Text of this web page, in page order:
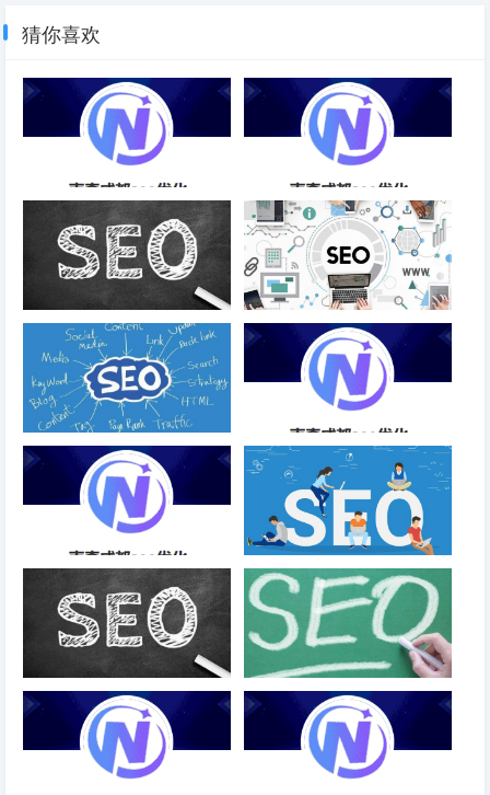
猜你喜欢
内容优化搜行者SEO-成都SEO
SEO网站排名优化软件推荐-成
都SEO
如何让搜索引擎快速收录网站
SEO快速评估关键词优化难易程
度工具！
网站如何吸引蜘蛛抓取？
外贸网站SEO优化方案-成都
SEO
SEO网站关键词排名优化推广-
成都SEO
网站优化中需要注意的问题有哪
些
百度首页：个人备案难进，企业
备案势在必行？
蜘蛛是依靠什么判断文章质量
的？